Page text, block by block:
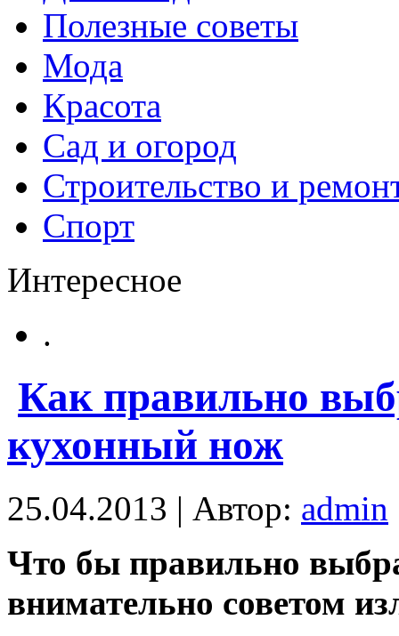
Полезные советы
Мода
Красота
Сад и огород
Строительство и
Спорт
Интересное
.
Как правильно
кухонный нож
25.04.2013 | Автор: admin
Что бы правильно
внимательно советом